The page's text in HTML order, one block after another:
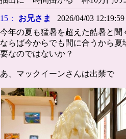
15： お兄さま 2026/04/03 12:19:59
今年の夏も猛暑を超えた酷暑と聞
ならば今からでも間に合うから
要なのではないか？
あ、マックイーンさんは出禁で